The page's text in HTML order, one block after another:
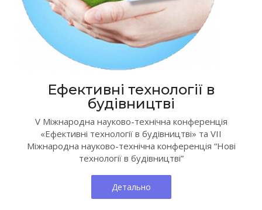
Ефективні технології в
будівництві
V Міжнародна науково-технічна конференція
«Ефективні технології в будівництві» та VII
Міжнародна науково-технічна конференція “Нові
технології в будівництві”
Детально